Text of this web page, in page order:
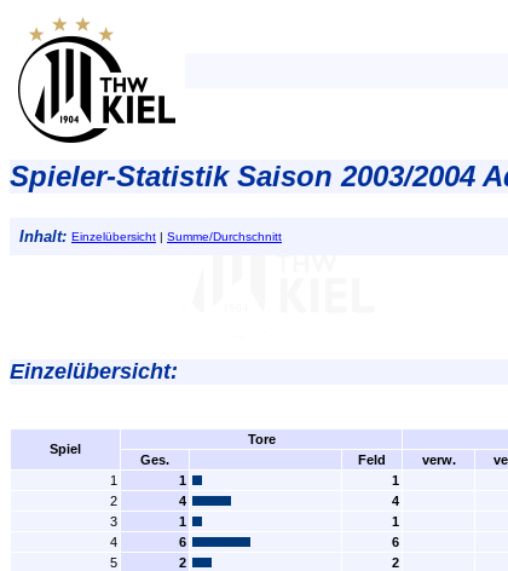
Spieler-Statistik Saison 2003/2004
Inhalt: Einzelübersicht | Summe/Durchschnitt
Einzelübersicht:
Spiel
Tore
Ges. Feld verw.
1
1 1
2
4 4
3
1 1
4
6 6
5
2 2